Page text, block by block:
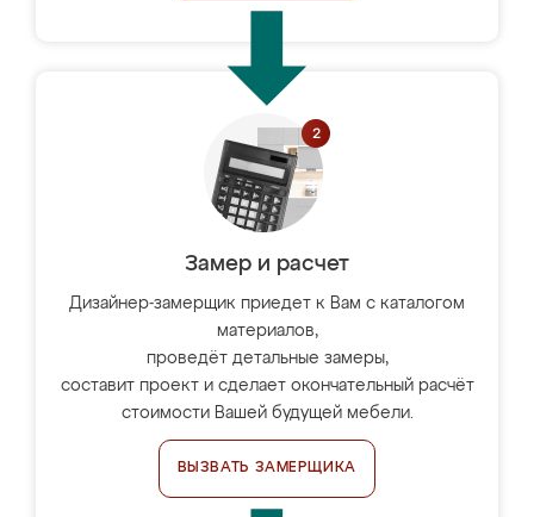
Замер и расчет
Дизайнер-замерщик приедет к Вам с каталогом
материалов,
проведёт детальные замеры,
составит проект и сделает окончательный расчёт
стоимости Вашей будущей мебели.
ВЫЗВАТЬ ЗАМЕРЩИКА